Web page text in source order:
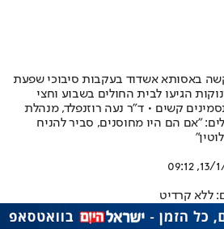
באסותא אשדוד בעקבות סיבוכי שפעת
הגיעו לבית החולים בשבוע וחצי
קשים • ד”ר נעה רוזנפלד, מנהלת
"אם הם היו מחוסנים, סביר להניח
13/1/
ללא קרדיט